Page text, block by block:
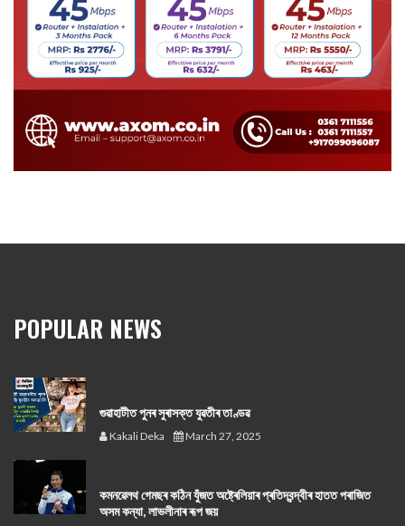
POPULAR NEWS
গুৱাহাটীত পুনৰ সুৰাসক্ত যুৱতীৰ তাণ্ডৱ
Kakali Deka March 27, 2025
কমনৱেলথ গেমছৰ কঠিন যুঁজত অষ্ট্ৰেলিয়াৰ প্ৰতিদ্বন্দ্বীৰ হাতত পৰাজিত
অসম কন্যা, লাভলীনাৰ ৰূপ জয়